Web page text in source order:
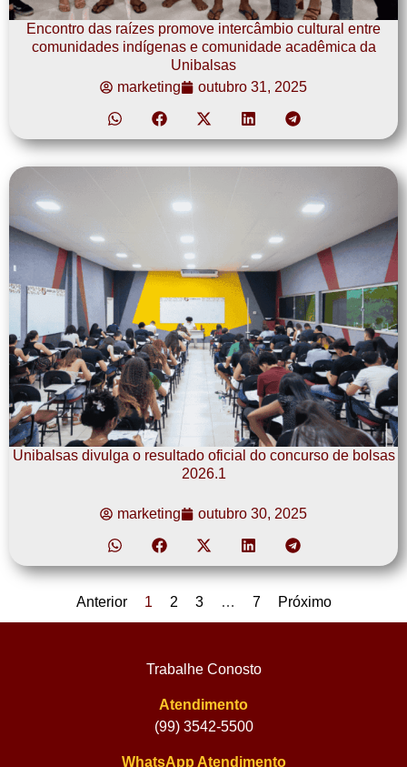
Encontro das raízes promove intercâmbio cultural entre
comunidades indígenas e comunidade acadêmica da
Unibalsas
marketing
outubro 31, 2025
Unibalsas divulga o resultado oficial do concurso de bolsas
2026.1
marketing outubro 30, 2025
Anterior 1 2 3 … 7 Próximo
Trabalhe Conosto
Atendimento
(99) 3542-5500
WhatsApp Atendimento